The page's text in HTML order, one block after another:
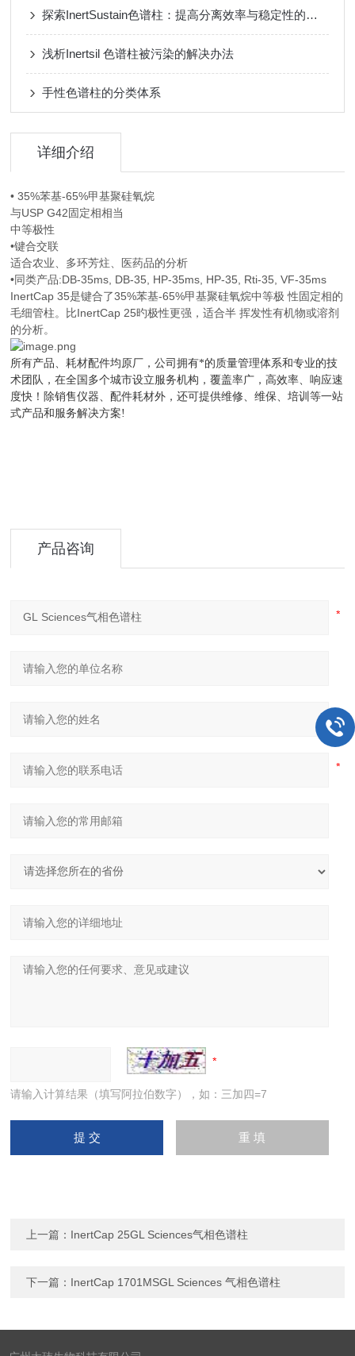
探索InertSustain色谱柱：提高分离效率与稳定性的利器
浅析Inertsil 色谱柱被污染的解决办法
手性色谱柱的分类体系
详细介绍
• 35%苯基-65%甲基聚硅氧烷
与USP G42固定相相当
中等极性
•键合交联
适合农业、多环芳炷、医药品的分析
•同类产品:DB-35ms, DB-35, HP-35ms, HP-35, Rti-35, VF-35ms
InertCap 35是键合了35%苯基-65%甲基聚硅氧烷中等极 性固定相的
毛细管柱。比InertCap 25旳极性更强，适合半 挥发性有机物或溶剂
的分析。
所有产品、耗材配件均原厂，公司拥有*的质量管理体系和专业的技
术团队，在全国多个城市设立服务机构，覆盖率广，高效率、响应速
度快！除销售仪器、配件耗材外，还可提供维修、维保、培训等一站
式产品和服务解决方案!
产品咨询
请输入计算结果（填写阿拉伯数字），如：三加四=7
上一篇： InertCap 25GL Sciences气相色谱柱
下一篇： InertCap 1701MSGL Sciences 气相色谱柱